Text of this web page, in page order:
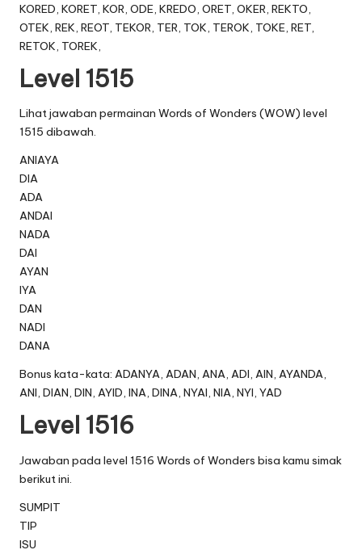
KORED, KORET, KOR, ODE, KREDO, ORET, OKER, REKTO,
OTEK, REK, REOT, TEKOR, TER, TOK, TEROK, TOKE, RET,
RETOK, TOREK,
Level 1515
Lihat jawaban permainan Words of Wonders (WOW) level
1515 dibawah.
ANIAYA
DIA
ADA
ANDAI
NADA
DAI
AYAN
IYA
DAN
NADI
DANA
Bonus kata-kata: ADANYA, ADAN, ANA, ADI, AIN, AYANDA,
ANI, DIAN, DIN, AYID, INA, DINA, NYAI, NIA, NYI, YAD
Level 1516
Jawaban pada level 1516 Words of Wonders bisa kamu simak
berikut ini.
SUMPIT
TIP
ISU